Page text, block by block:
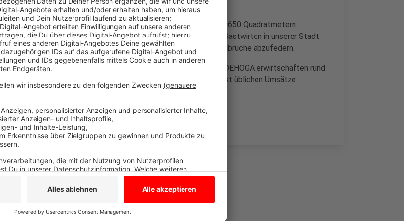
Mit den Genehmigungen ist ingesamt eine zusätzliche Fläche von 650 Quadratmetern
geschaffen worden. Oberbürgermeister Markus Lewe hatte den Gastwirten in unserer Stadt
diese Hilfen angeboten, um in der Coronakrise fehlende Absatzeinbrüche abzufedern.
Laut einer NRW-Umfrage des Hotel- und Gaststättenverbandes DEHOGA erwirtschaften rund
80 Prozent der Gastronomen aktuell maximal die Hälfte ihrer sonst üblichen Umsätze.